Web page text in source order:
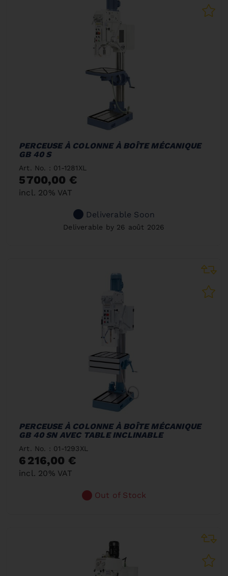
PERCEUSE À COLONNE À BOÎTE MÉCANIQUE
GB 40 S
Art. No. : 01-1281XL
5 700,00 €
incl. 20% VAT
Deliverable Soon
Deliverable by 26 août 2026
PERCEUSE À COLONNE À BOÎTE MÉCANIQUE
GB 40 SN AVEC TABLE INCLINABLE
Art. No. : 01-1293XL
6 216,00 €
incl. 20% VAT
Out of Stock